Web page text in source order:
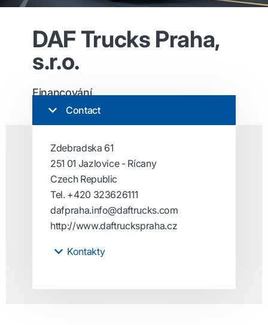
DAF Trucks Praha,
s.r.o.
Financování
Contact
Zdebradska 61
251 01 Jazlovice - Rícany
Czech Republic
Tel. +420 323626111
dafpraha.info@daftrucks.com
http://www.daftruckspraha.cz
Kontakty